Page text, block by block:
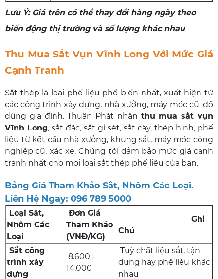
Lưu Ý: Giá trên có thể thay đổi hàng ngày theo
biến động thị trường và số lượng khác nhau
Thu Mua Sắt Vụn Vĩnh Long Với Mức Giá
Cạnh Tranh
Sắt thép là loại phế liệu phổ biến nhất, xuất hiện từ
các công trình xây dựng, nhà xưởng, máy móc cũ, đồ
dùng gia đình. Thuận Phát nhận thu mua sắt vụn
Vĩnh Long, sắt đặc, sắt gỉ sét, sắt cây, thép hình, phế
liệu từ kết cấu nhà xưởng, khung sắt, máy móc công
nghiệp cũ, xác xe. Chúng tôi đảm bảo mức giá cạnh
tranh nhất cho mọi loại sắt thép phế liệu của bạn.
Bảng Giá Tham Khảo Sắt, Nhôm Các Loại.
Liên Hệ Ngay: 096 789 5000
Loại Sắt,
Nhôm Các
Loại
Đơn Giá
Tham Khảo
(VNĐ/KG)
Ghi
Chú
Sắt công
trình xây
dựng
8.600 -
14.000
Tuỳ chất liệu sắt, tận
dụng hay phế liệu khác
nhau